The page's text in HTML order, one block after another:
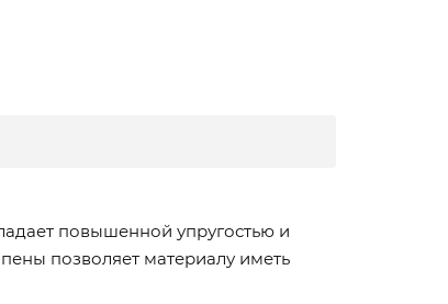
повышенной упругостью и
позволяет материалу иметь